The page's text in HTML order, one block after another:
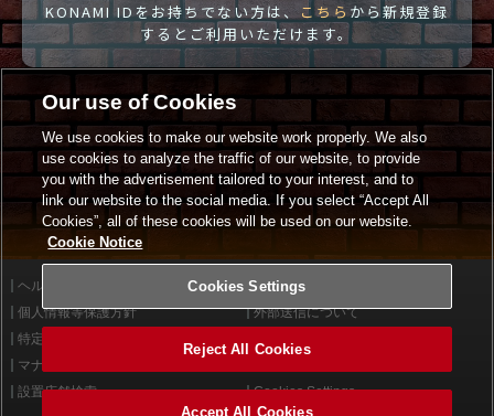
KONAMI IDをお持ちでない方は、 こちらから新規登録
するとご利用いただけます。
ヘルプ
利用規約
個人情報等保護方針
外部送信について
特定商取引法に基づく表示
マナー＆ルール
設置店舗検索
Cookies Settings
Our use of Cookies
We use cookies to make our website work properly. We also
use cookies to analyze the traffic of our website, to provide
you with the advertisement tailored to your interest, and to
link our website to the social media. If you select “Accept All
Cookies”, all of these cookies will be used on our website.
Cookie Notice
Cookies Settings
Reject All Cookies
Accept All Cookies